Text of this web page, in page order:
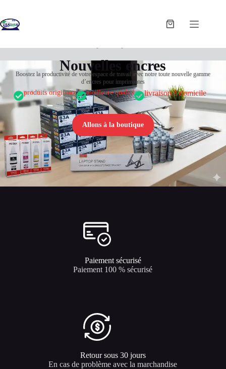
Nouvelles encres
Boostez la productivité de votre espace de travail avec notre toute nouvelle gamme
d’encres pour imprimantes
produits originaux meilleure qualité livraison à domicile
Allons à la boutique
Paiement sécurisé
Paiement 100 % sécurisé
Retour sous 30 jours
En cas de problème avec la marchandise